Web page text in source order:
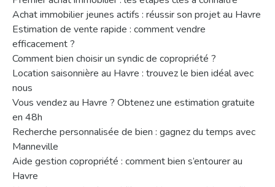
Achat immobilier jeunes actifs : réussir son projet au Havre
Estimation de vente rapide : comment vendre
efficacement ?
Comment bien choisir un syndic de copropriété ?
Location saisonnière au Havre : trouvez le bien idéal avec
nous
Vous vendez au Havre ? Obtenez une estimation gratuite
en 48h
Recherche personnalisée de bien : gagnez du temps avec
Manneville
Aide gestion copropriété : comment bien s’entourer au
Havre